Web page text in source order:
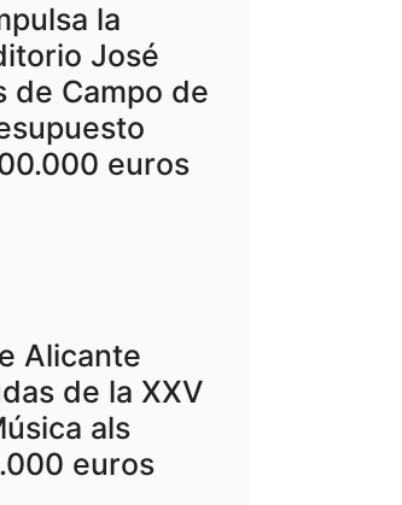
la
José
de Campo de
euros
Alicante
de la XXV
als
euros